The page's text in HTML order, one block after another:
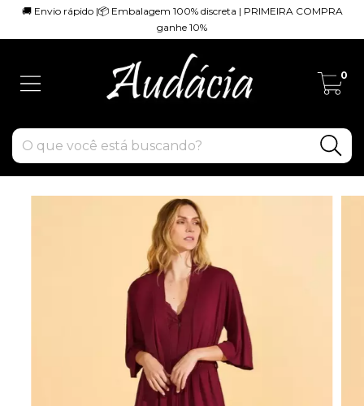
🚚 Envio rápido |📦 Embalagem 100% discreta | PRIMEIRA COMPRA
ganhe 10%
0